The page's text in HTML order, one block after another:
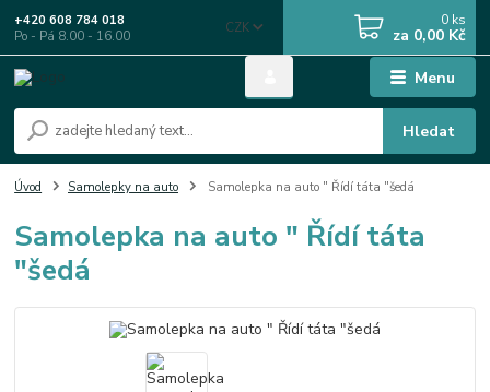
Menu
CZK
Hledat
+420 608 784 018
Po - Pá 8.00 - 16.00
0 ks
za 0,00 Kč
Úvod Samolepky na auto Samolepka na auto " Řídí táta "šedá
Samolepka na auto " Řídí táta
"šedá